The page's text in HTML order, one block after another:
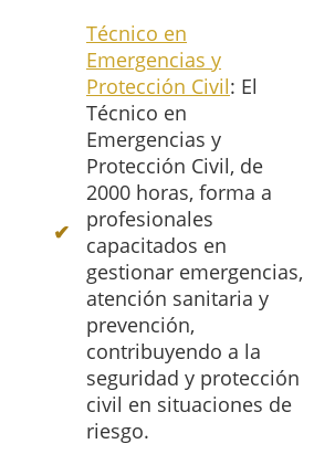
Técnico en
Emergencias y
Protección Civil: El
Técnico en
Emergencias y
Protección Civil, de
2000 horas, forma a
profesionales
capacitados en
gestionar emergencias,
atención sanitaria y
prevención,
contribuyendo a la
seguridad y protección
civil en situaciones de
riesgo.